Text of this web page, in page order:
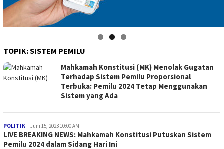
TOPIK:SISTEM PEMILU
Mahkamah Konstitusi (MK) Menolak Gugatan
Terhadap Sistem Pemilu Proporsional
Terbuka: Pemilu 2024 Tetap Menggunakan
Sistem yang Ada
POLITIKMedry
Arnandra
Juni 15, 2023 10:00 AM
LIVE BREAKING NEWS: Mahkamah Konstitusi Putuskan Sistem
Pemilu 2024 dalam Sidang Hari Ini